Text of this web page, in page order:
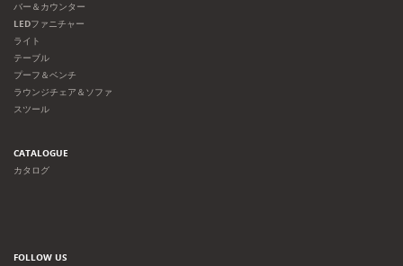
バー＆カウンター
LEDファニチャー
ライト
テーブル
プーフ＆ベンチ
ラウンジチェア＆ソファ
スツール
CATALOGUE
カタログ
FOLLOW US